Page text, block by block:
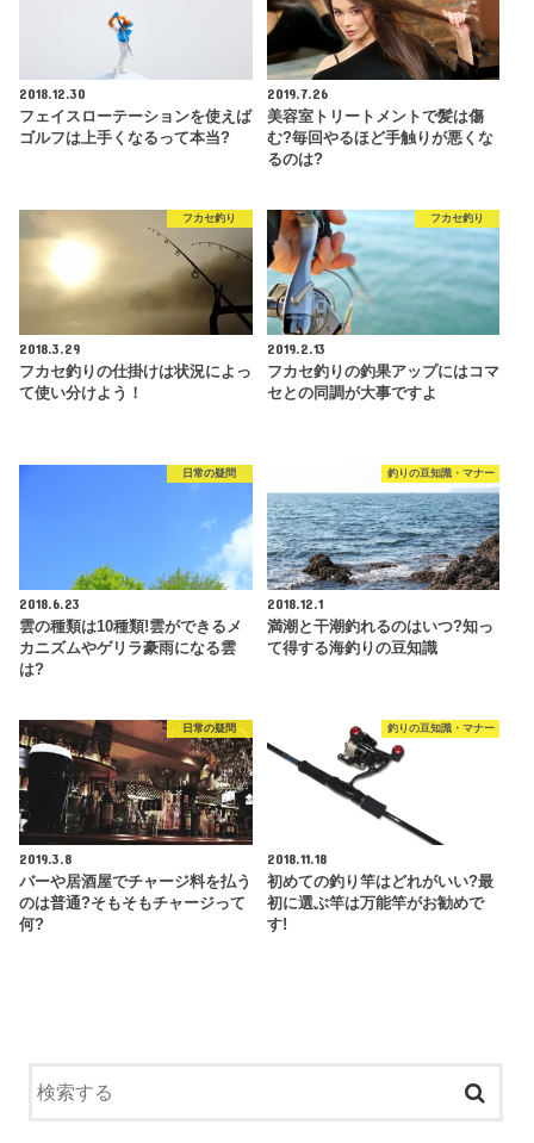
2018.12.30
フェイスローテーションを使えば
ゴルフは上手くなるって本当?
2019.7.26
美容室トリートメントで髪は傷
む?毎回やるほど手触りが悪くな
るのは?
フカセ釣り
2018.3.29
フカセ釣りの仕掛けは状況によっ
て使い分けよう！
フカセ釣り
2019.2.13
フカセ釣りの釣果アップにはコマ
セとの同調が大事ですよ
日常の疑問
2018.6.23
雲の種類は10種類!雲ができるメ
カニズムやゲリラ豪雨になる雲
は?
釣りの豆知識・マナー
2018.12.1
満潮と干潮釣れるのはいつ?知っ
て得する海釣りの豆知識
日常の疑問
2019.3.8
バーや居酒屋でチャージ料を払う
のは普通?そもそもチャージって
何?
釣りの豆知識・マナー
2018.11.18
初めての釣り竿はどれがいい?最
初に選ぶ竿は万能竿がお勧めで
す!